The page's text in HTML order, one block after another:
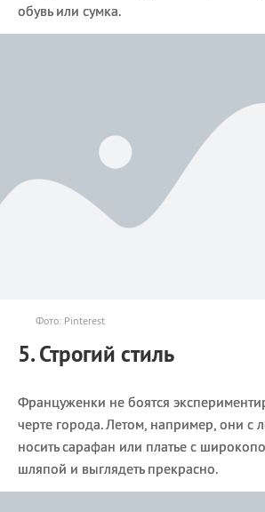
обувь или сумка.
Фото: Pinterest
5. Строгий стиль
Француженки не боятся
черте города. Летом, например, они с
носить сарафан или платье с
шляпой и выглядеть прекрасно.